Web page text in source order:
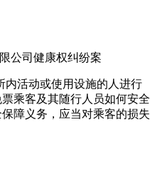
公司健康权纠纷案
内活动或使用设施的人进行
乘客及其随行人员如何安全
障义务，应当对乘客的损失